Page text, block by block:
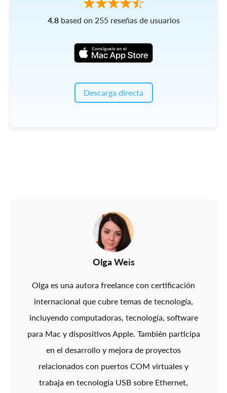
4.8based on 255 reseñas de usuarios
Descarga directa
Olga Weis
Olga es una autora freelance con certificación
internacional que cubre temas de tecnología,
incluyendo computadoras, tecnología, software
para Mac y dispositivos Apple. También participa
en el desarrollo y mejora de proyectos
relacionados con puertos COM virtuales y
trabaja en tecnología USB sobre Ethernet,